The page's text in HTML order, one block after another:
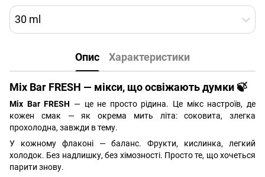
30 ml
Опис Характеристики
Mix Bar FRESH — мікси, що освіжають думки 🍃
Mix Bar FRESH — це не просто рідина. Це мікс настроїв, де
кожен смак — як окрема мить літа: соковита, злегка
прохолодна, завжди в тему.
У кожному флаконі — баланс. Фрукти, кислинка, легкий
холодок. Без надлишку, без хімозності. Просто те, що хочеться
парити знову.